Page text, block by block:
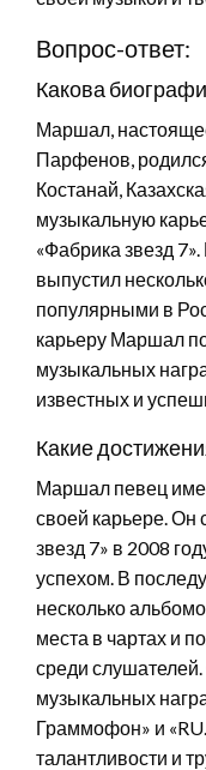
Вопрос-ответ:
Какова
Маршал,
Парфенов,
Костанай,
музыкальную
«Фабрика звезд
выпустил
популярными в
карьеру Маршал
музыкальных
известных и
Какие
Маршал певец
своей карьере. Он
звезд 7» в 2008
успехом. В
несколько
места в чартах и
среди
музыкальных
Граммофон» и
талантливости и